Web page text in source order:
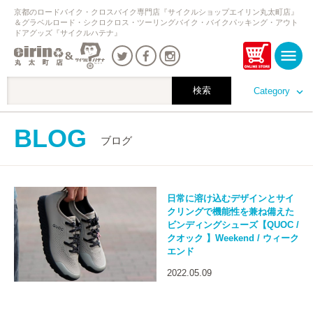
Category
京都のロードバイク・クロスバイク専門店『サイクルショップエイリン丸太町店』
＆グラベルロード・シクロクロス・ツーリングバイク・バイクパッキング・アウト
ドアグッズ『サイクルハテナ』
BLOG ブログ
日常に溶け込むデザインとサイ
クリングで機能性を兼ね備えた
ビンディングシューズ【QUOC /
クオック 】Weekend / ウィーク
エンド
2022.05.09